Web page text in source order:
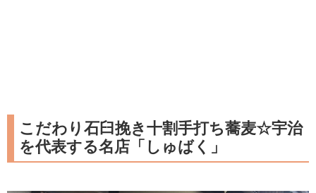
こだわり石臼挽き十割手打ち蕎麦☆宇治
を代表する名店「しゅばく」